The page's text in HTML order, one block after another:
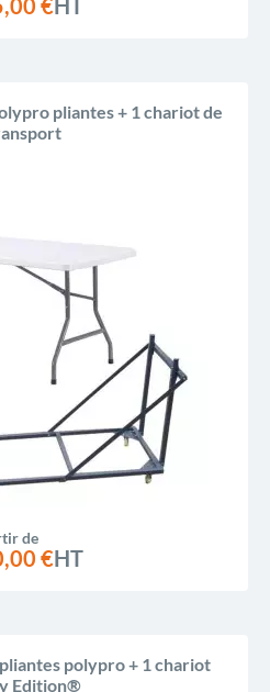
€HT
pliantes + 1 chariot de
de
€HT
polypro + 1 chariot
Edition®